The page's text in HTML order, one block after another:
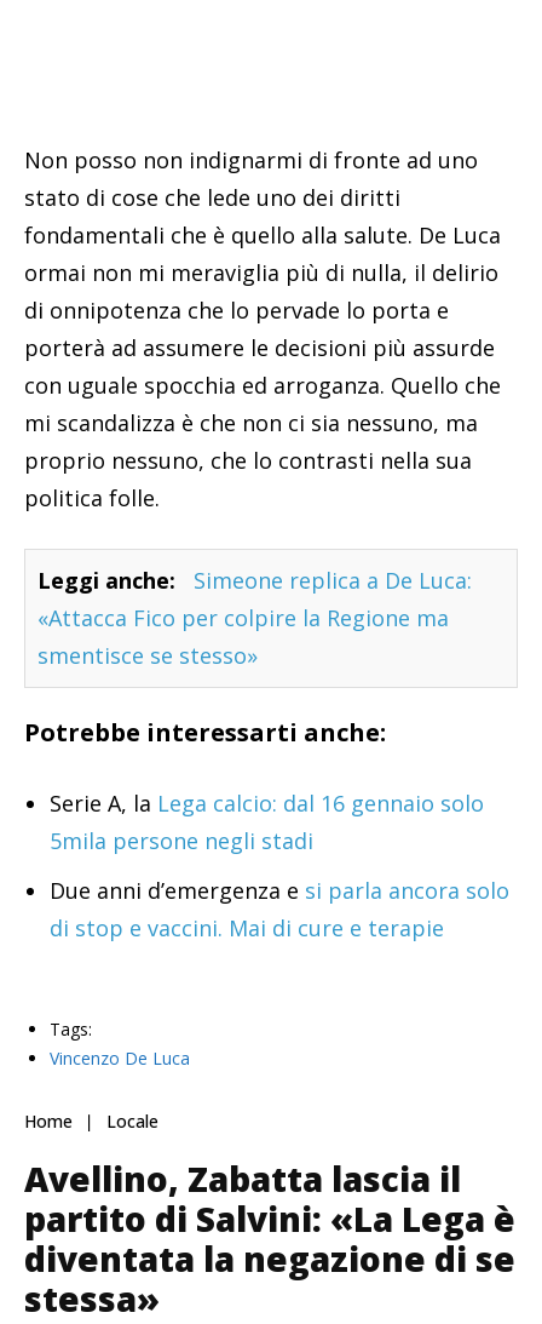
Non posso non indignarmi di fronte ad uno
stato di cose che lede uno dei diritti
fondamentali che è quello alla salute. De Luca
ormai non mi meraviglia più di nulla, il delirio
di onnipotenza che lo pervade lo porta e
porterà ad assumere le decisioni più assurde
con uguale spocchia ed arroganza. Quello che
mi scandalizza è che non ci sia nessuno, ma
proprio nessuno, che lo contrasti nella sua
politica folle.
Leggi anche:
Simeone replica a De Luca:
«Attacca Fico per colpire la Regione ma
smentisce se stesso»
Potrebbe interessarti anche:
Serie A, la Lega calcio: dal 16 gennaio solo
5mila persone negli stadi
Due anni d’emergenza e si parla ancora solo
di stop e vaccini. Mai di cure e terapie
Tags:
Vincenzo De Luca
Home Locale
Avellino, Zabatta lascia il
partito di Salvini: «La Lega è
diventata la negazione di se
stessa»